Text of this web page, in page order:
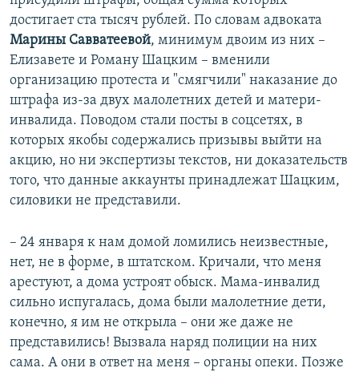
достигает ста тысяч рублей. По словам адвоката
Марины Савватеевой, минимум двоим из них –
Елизавете и Роману Шацким – вменили
организацию протеста и "смягчили" наказание до
штрафа из-за двух малолетних детей и матери-
инвалида. Поводом стали посты в соцсетях, в
которых якобы содержались призывы выйти на
акцию, но ни экспертизы текстов, ни доказательств
того, что данные аккаунты принадлежат Шацким,
силовики не представили.
– 24 января к нам домой ломились неизвестные,
нет, не в форме, в штатском. Кричали, что меня
арестуют, а дома устроят обыск. Мама-инвалид
сильно испугалась, дома были малолетние дети,
конечно, я им не открыла – они же даже не
представились! Вызвала наряд полиции на них
сама. А они в ответ на меня – органы опеки. Позже